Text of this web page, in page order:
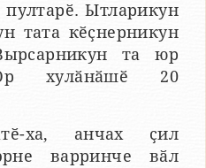
пултарӗ. Ытларикун
тата кӗҫнерникун
та юр
хулӑнӑшӗ 20
ха, анчах ҫил
варринче вӑл